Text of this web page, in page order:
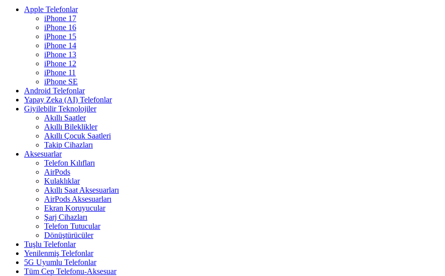
Apple Telefonlar
iPhone 17
iPhone 16
iPhone 15
iPhone 14
iPhone 13
iPhone 12
iPhone 11
iPhone SE
Android Telefonlar
Yapay Zeka (AI) Telefonlar
Giyilebilir Teknolojiler
Akıllı Saatler
Akıllı Bileklikler
Akıllı Çocuk Saatleri
Takip Cihazları
Aksesuarlar
Telefon Kılıfları
AirPods
Kulaklıklar
Akıllı Saat Aksesuarları
AirPods Aksesuarları
Ekran Koruyucular
Şarj Cihazları
Telefon Tutucular
Dönüştürücüler
Tuşlu Telefonlar
Yenilenmiş Telefonlar
5G Uyumlu Telefonlar
Tüm Cep Telefonu-Aksesuar